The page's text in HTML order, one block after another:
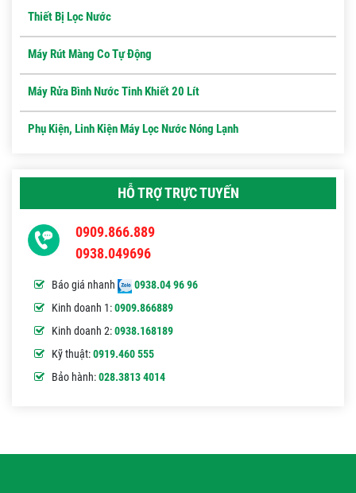
Thiết Bị Lọc Nước
Máy Rút Màng Co Tự Động
Máy Rửa Bình Nước Tinh Khiết 20 Lít
Phụ Kiện, Linh Kiện Máy Lọc Nước Nóng Lạnh
HỖ TRỢ TRỰC TUYẾN
0909.866.889
0938.049696
Báo giá nhanh
0938.04 96 96
Kinh doanh 1:0909.866889
Kinh doanh 2:0938.168189
Kỹ thuật:0919.460 555
Bảo hành:028.3813 4014